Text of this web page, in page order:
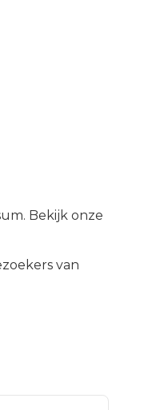
Bekijk onze
van